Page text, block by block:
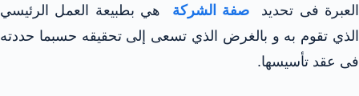
العبرة فى تحديد صفة الشركة
هي بطبيعة العمل الرئيسي
الذي تقوم به و بالغرض الذي تسعى إلى تحقيقه حسبما حددته
فى عقد تأسيسها.